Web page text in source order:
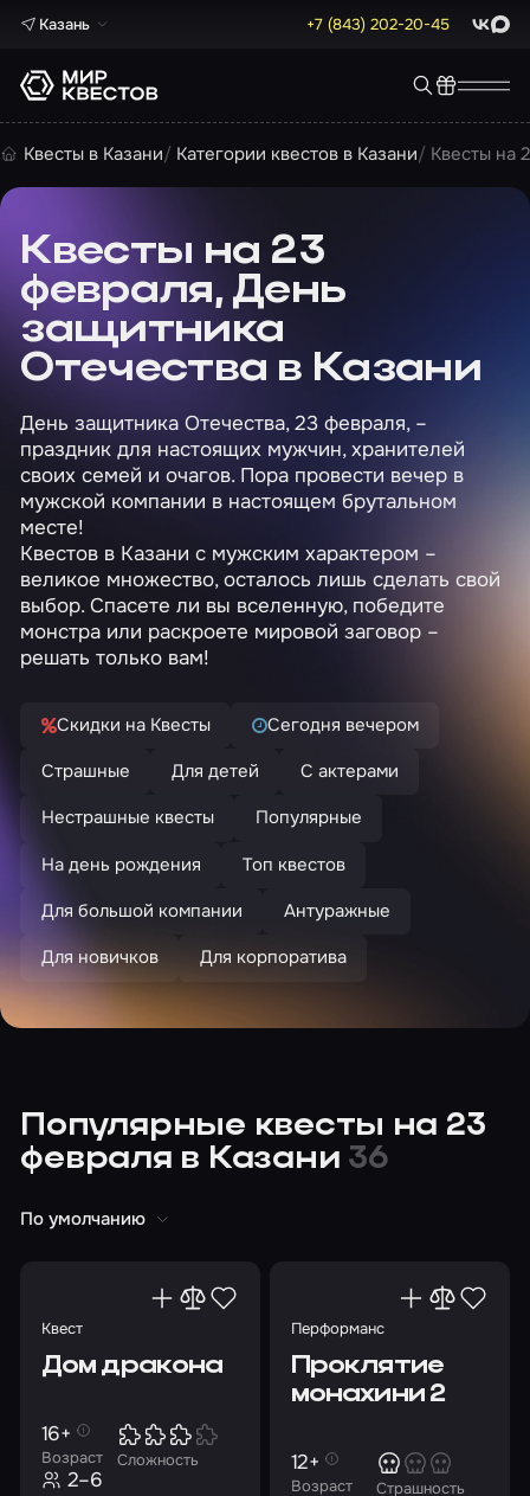
Казань +7 (843) 202-20-45 Max
Квесты в Казани Категории квестов в Казани Квесты на
Квесты на 23
февраля, День
защитника
Отечества в Казани
День защитника Отечества, 23 февраля, –
праздник для настоящих мужчин, хранителей
своих семей и очагов. Пора провести вечер в
мужской компании в настоящем брутальном
месте!
Квестов в Казани с мужским характером –
великое множество, осталось лишь сделать свой
выбор. Спасете ли вы вселенную, победите
монстра или раскроете мировой заговор –
решать только вам!
Скидки на Квесты
Сегодня вечером
Страшные
Для детей
С актерами
Нестрашные квесты
Популярные
На день рождения
Топ квестов
Для большой компании
Антуражные
Для новичков
Для корпоратива
Популярные квесты на 23
февраля в Казани 36
По умолчанию
Квест
Дом дракона
Возраст
16+
Сложность
2–6
Перформанс
Проклятие
монахини 2
Возраст
12+
Страшность